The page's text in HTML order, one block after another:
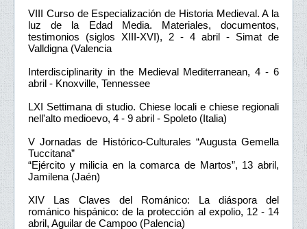
VIII Curso de Especialización de Historia Medieval. A la
luz de la Edad Media. Materiales, documentos,
testimonios (siglos XIII-XVI), 2 - 4 abril - Simat de
Valldigna (Valencia
Interdisciplinarity in the Medieval Mediterranean, 4 - 6
abril - Knoxville, Tennessee
LXI Settimana di studio. Chiese locali e chiese regionali
nell'alto medioevo, 4 - 9 abril - Spoleto (Italia)
V Jornadas de Histórico-Culturales “Augusta Gemella
Tuccitana”
“Ejército y milicia en la comarca de Martos”, 13 abril,
Jamilena (Jaén)
XIV Las Claves del Románico: La diáspora del
románico hispánico: de la protección al expolio, 12 - 14
abril, Aguilar de Campoo (Palencia)